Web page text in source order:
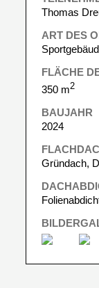
Thomas
ART DES
FLÄCHE
350 m2
BAUJAHR
2024
Gründach,